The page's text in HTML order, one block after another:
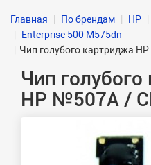
Главная По брендам HP
Enterprise 500 M575dn
Чип голубого картриджа
Чип
HP №507A /